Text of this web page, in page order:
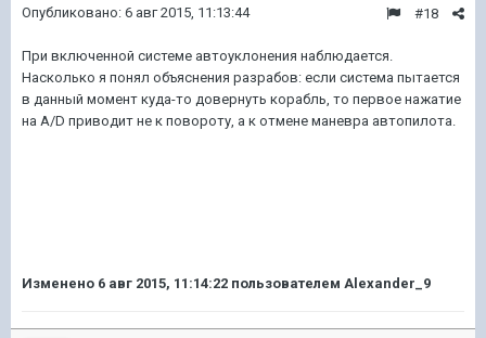
#18
Опубликовано: 6 авг 2015, 11:13:44
При включенной системе автоуклонения наблюдается.
Насколько я понял объяснения разрабов: если система пытается
в данный момент куда-то довернуть корабль, то первое нажатие
на A/D приводит не к повороту, а к отмене маневра автопилота.
Изменено 6 авг 2015, 11:14:22 пользователем Alexander_9